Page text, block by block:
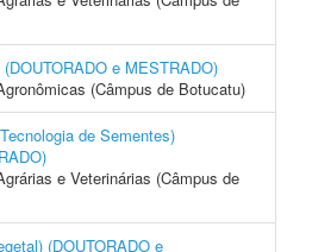
e MESTRADO)
(Câmpus de Botucatu)
de Sementes)
e Veterinárias (Câmpus de
(DOUTORADO e